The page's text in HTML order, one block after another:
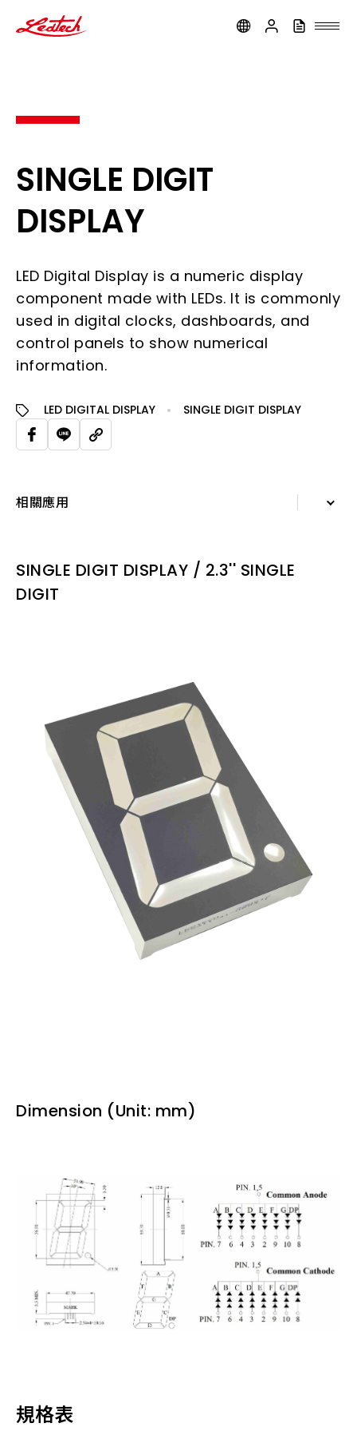
SINGLE DIGIT
DISPLAY
LED Digital Display is a numeric display
component made with LEDs. It is commonly
used in digital clocks, dashboards, and
control panels to show numerical
information.
LED DIGITAL DISPLAY SINGLE DIGIT DISPLAY
相關應用
規格表
SINGLE DIGIT DISPLAY / 2.3'' SINGLE
DIGIT
Dimension (Unit: mm)
規格表